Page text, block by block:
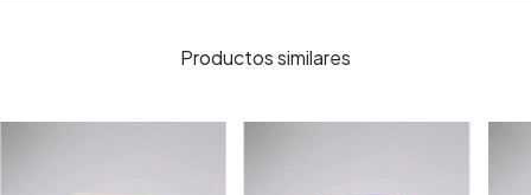
Productos similares